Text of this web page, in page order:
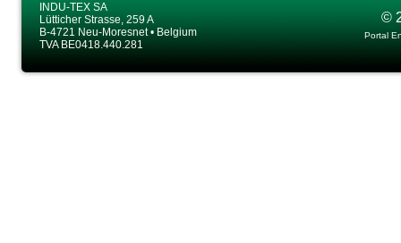
INDU-TEX SA
Lütticher Strasse, 259 A
B-4721 Neu-Moresnet • Belgium
TVA BE0418.440.281
©
Portal